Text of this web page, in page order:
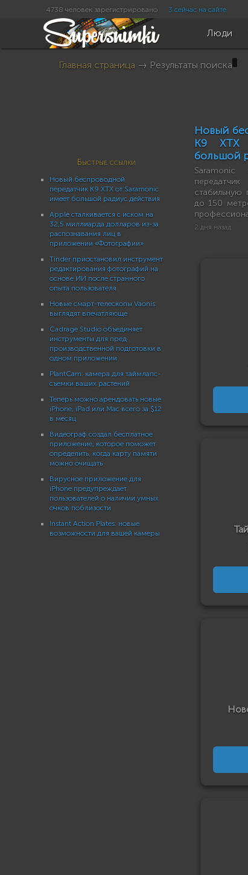
4738 человек зарегистрировано 3 сейчас на сайте
Люди
Главная страница → Результаты поиска
Быстрые ссылки
Новый беспроводной
передатчик K9 XTX от Saramonic
имеет большой радиус действия
Apple сталкивается с иском на
32,5 миллиарда долларов из-за
распознавания лиц в
приложении «Фотографии»
Tinder приостановил инструмент
редактирования фотографий на
основе ИИ после странного
опыта пользователя
Новые смарт-телескопы Vaonis
выглядят впечатляюще
Cadrage Studio объединяет
инструменты для пред
производственной подготовки в
одном приложении
PlantCam: камера для таймлапс-
съемки ваших растений
Теперь можно арендовать новые
iPhone, iPad или Mac всего за $12
в месяц
Видеограф создал бесплатное
приложение, которое поможет
определить, когда карту памяти
можно очищать
Вирусное приложение для
iPhone предупреждает
пользователей о наличии умных
очков поблизости
Instant Action Plates: новые
возможности для вашей камеры
Новый
K9 XTX
большой
Saramonic
стабильную
до 150
2 дня назад